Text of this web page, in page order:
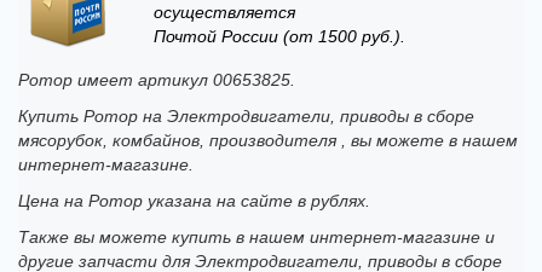
осуществляется
Почтой России (от 1500 руб.).
Ротор имеет артикул 00653825.
Купить Ротор на Электродвигатели, приводы в сборе
мясорубок, комбайнов, производителя , вы можете в нашем
интернет-магазине.
Цена на Ротор указана на сайте в рублях.
Также вы можете купить в нашем интернет-магазине и
другие запчасти для Электродвигатели, приводы в сборе